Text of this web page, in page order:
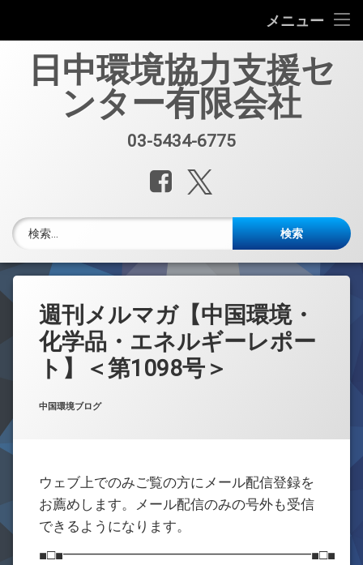
メニュー
中国環境規制対応セミナー（第33回）
中国環境規制対応支援業務紹介
セミナー、資料販売
中文
お問合せ
日中環境協力支援セ
ンター有限会社
03-5434-6775
Facebook
週刊メルマガ【中国環境・
化学品・エネルギーレポー
ト】＜第1098号＞
Posted on 2024年1月8日
Updated on 2024年1月8日
byw059105
カテゴリー:
中国環境ブログ
ウェブ上でのみご覧の方にメール配信登録を
お薦めします。メール配信のみの号外も受信
できるようになります。
■□■━━━━━━━━━━━━━━━━━━■□■